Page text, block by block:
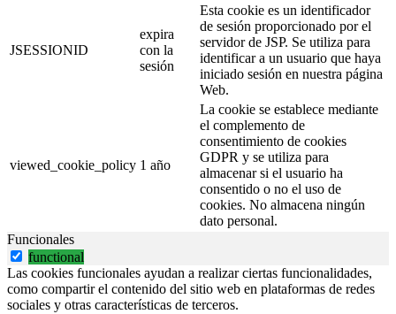
JSESSIONID
expira
con la
sesión
Esta cookie es un identificador
de sesión proporcionado por el
servidor de JSP. Se utiliza para
identificar a un usuario que haya
iniciado sesión en nuestra página
Web.
viewed_cookie_policy 1 año
La cookie se establece mediante
el complemento de
consentimiento de cookies
GDPR y se utiliza para
almacenar si el usuario ha
consentido o no el uso de
cookies. No almacena ningún
dato personal.
Funcionales
functional
Las cookies funcionales ayudan a realizar ciertas funcionalidades,
como compartir el contenido del sitio web en plataformas de redes
sociales y otras características de terceros.